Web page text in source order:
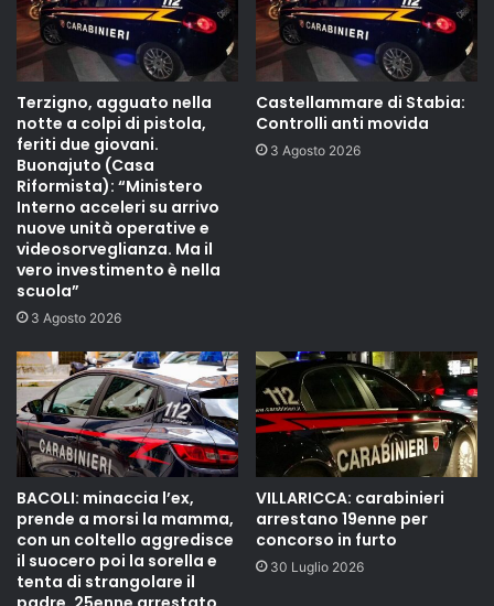
Terzigno, agguato nella
notte a colpi di pistola,
feriti due giovani.
Buonajuto (Casa
Riformista): “Ministero
Interno acceleri su arrivo
nuove unità operative e
videosorveglianza. Ma il
vero investimento è nella
scuola”
3 Agosto 2026
Castellammare di Stabia:
Controlli anti movida
3 Agosto 2026
BACOLI: minaccia l’ex,
prende a morsi la mamma,
con un coltello aggredisce
il suocero poi la sorella e
tenta di strangolare il
VILLARICCA: carabinieri
arrestano 19enne per
concorso in furto
30 Luglio 2026